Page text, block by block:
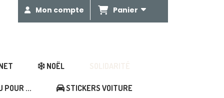
Mon compte Panier
NOËL
POUR ... STICKERS VOITURE